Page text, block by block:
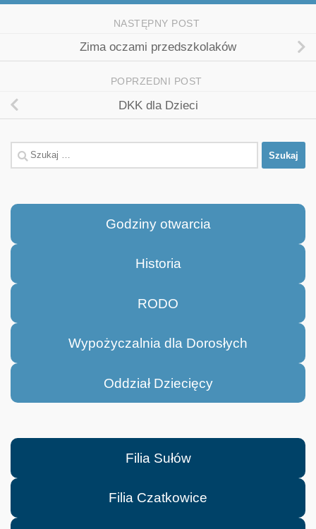
NASTĘPNY POST
Zima oczami przedszkolaków
POPRZEDNI POST
DKK dla Dzieci
Szukaj:
Godziny otwarcia
Historia
RODO
Wypożyczalnia dla Dorosłych
Oddział Dziecięcy
Filia Sułów
Filia Czatkowice